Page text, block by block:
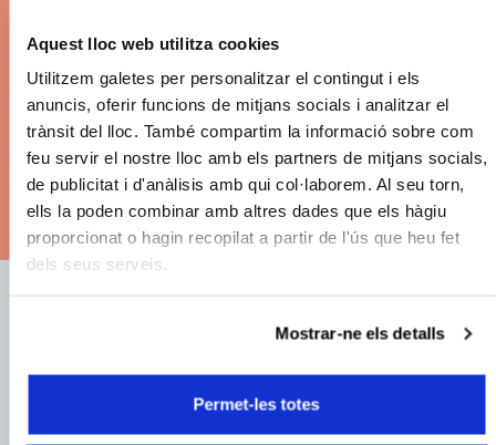
Aquest lloc web utilitza cookies
Utilitzem galetes per personalitzar el contingut i els
anuncis, oferir funcions de mitjans socials i analitzar el
trànsit del lloc. També compartim la informació sobre com
feu servir el nostre lloc amb els partners de mitjans socials,
de publicitat i d'anàlisis amb qui col·laborem. Al seu torn,
ells la poden combinar amb altres dades que els hàgiu
proporcionat o hagin recopilat a partir de l'ús que heu fet
dels seus serveis.
Mostrar-ne els detalls
Permet-les totes
Discount on ticket prices.
Big concerts. The best seats. Payment by
instalments.
See subscription options